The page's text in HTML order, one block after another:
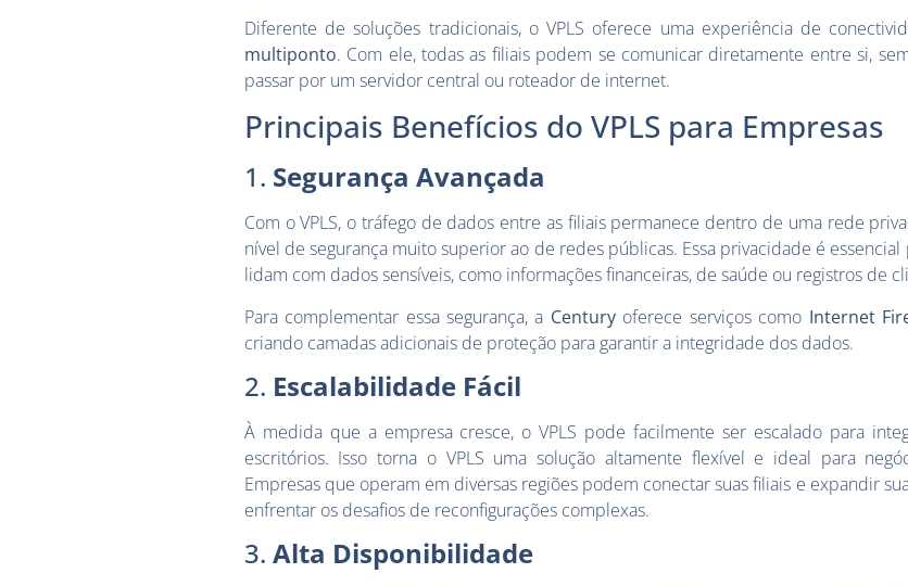
Diferente de soluções tradicionais, o VPLS oferece uma experiência de
multiponto. Com ele, todas as filiais podem se comunicar diretamente entre si,
passar por um servidor central ou roteador de internet.
Principais Benefícios do VPLS para Empresas
1. Segurança Avançada
Com o VPLS, o tráfego de dados entre as filiais permanece dentro de uma rede
nível de segurança muito superior ao de redes públicas. Essa privacidade é
lidam com dados sensíveis, como informações financeiras, de saúde ou registros de
Para complementar essa segurança, a Centuryoferece serviços como Internet
criando camadas adicionais de proteção para garantir a integridade dos dados.
2. Escalabilidade Fácil
À medida que a empresa cresce, o VPLS pode facilmente ser escalado para
escritórios. Isso torna o VPLS uma solução altamente flexível e ideal para
Empresas que operam em diversas regiões podem conectar suas filiais e expandir
enfrentar os desafios de reconfigurações complexas.
3. Alta Disponibilidade